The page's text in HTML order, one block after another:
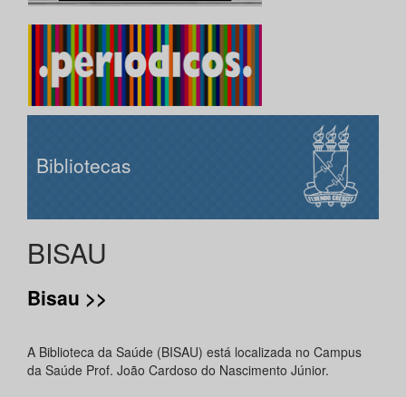
Bibliotecas
BISAU
Bisau >>
A Biblioteca da Saúde (BISAU) está localizada no Campus
da Saúde Prof. João Cardoso do Nascimento Júnior.